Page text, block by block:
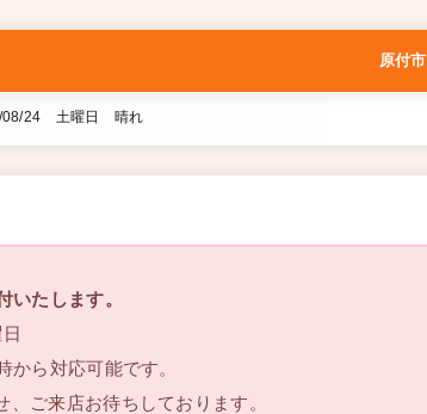
原付
08/24 土曜日 晴れ
いたします。
から対応可能です。
、ご来店お待ちしております。